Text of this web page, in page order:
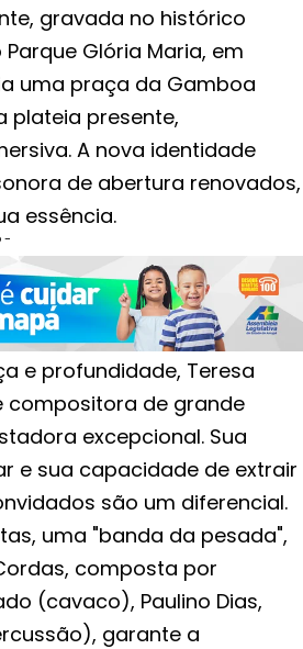
gravada no histórico
Glória Maria, em
uma praça da Gamboa
plateia presente,
A nova identidade
de abertura renovados,
essência.
-
e profundidade, Teresa
compositora de grande
excepcional. Sua
e sua capacidade de extrair
são um diferencial.
uma "banda da pesada",
composta por
(cavaco), Paulino Dias,
garante a